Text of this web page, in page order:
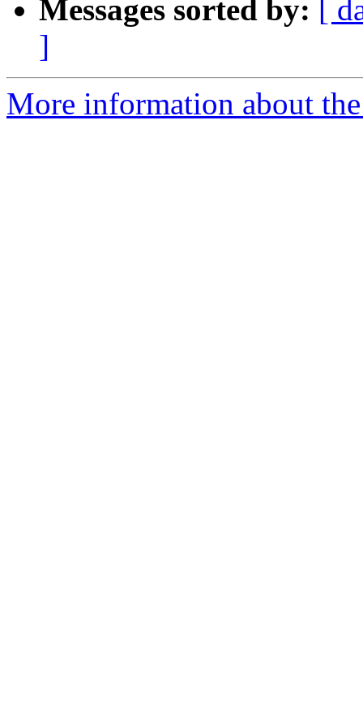
Messages sorted by: [
]
More information about